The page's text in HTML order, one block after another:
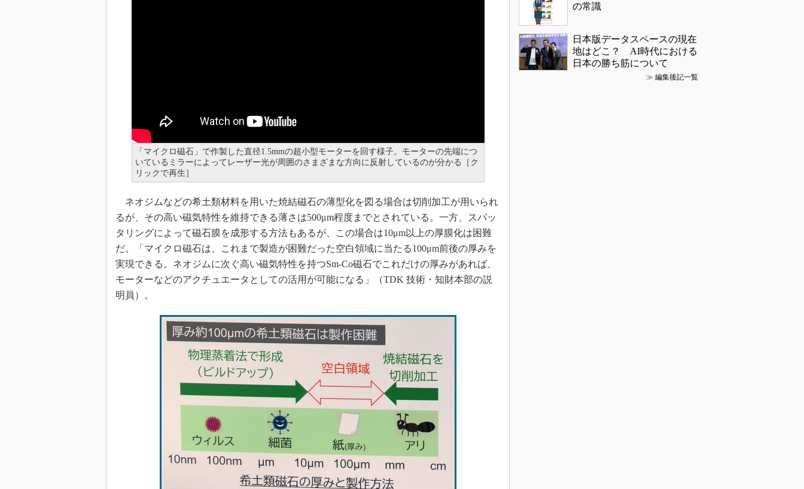
「マイクロ磁石」で作製した直径1.5mmの超小型モーターを回す様子。モーターの先端につ
いているミラーによってレーザー光が周囲のさまざまな方向に反射しているのが分かる［ク
リックで再生］
ネオジムなどの希土類材料を用いた焼結磁石の薄型化を図る場合は切削加工が用いられ
るが、その高い磁気特性を維持できる薄さは500μm程度までとされている。一方、スパッ
タリングによって磁石膜を成形する方法もあるが、この場合は10μm以上の厚膜化は困難
だ。「マイクロ磁石は、これまで製造が困難だった空白領域に当たる100μm前後の厚みを
実現できる。ネオジムに次ぐ高い磁気特性を持つSm-Co磁石でこれだけの厚みがあれば、
モーターなどのアクチュエータとしての活用が可能になる」（TDK 技術・知財本部の説
明員）。
の常識
日本版データスペースの現在
地はどこ？ AI時代における
日本の勝ち筋について
≫ 編集後記一覧